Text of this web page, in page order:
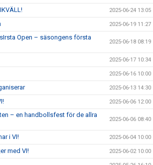
2025-06-24 13:05
2025-06-19 11:27
Open – säsongens första
2025-06-18 08:19
2025-06-17 10:34
2025-06-16 10:00
2025-06-13 14:30
2025-06-06 12:00
– en handbollsfest för de allra
2025-06-06 08:40
i VI! 2025-06-04 10:00
med VI! 2025-06-02 10:00